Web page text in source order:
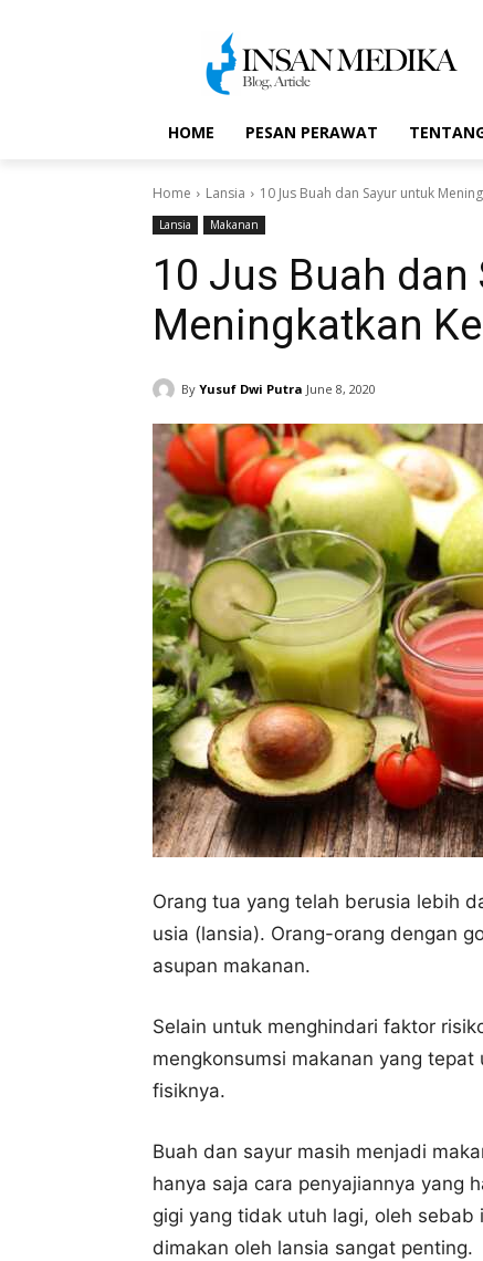
HOME PESAN PERAWAT
Home Lansia 10 Jus Buah dan Sayur untuk
Lansia Makanan
10 Jus Buah
Meningkatkan
By Yusuf Dwi Putra June 8, 2020
Orang tua yang telah berusia lebih
usia (lansia). Orang-orang dengan
asupan makanan.
Selain untuk menghindari faktor
mengkonsumsi makanan yang
fisiknya.
Buah dan sayur masih menjadi
hanya saja cara penyajiannya yang
gigi yang tidak utuh lagi, oleh
dimakan oleh lansia sangat penting.